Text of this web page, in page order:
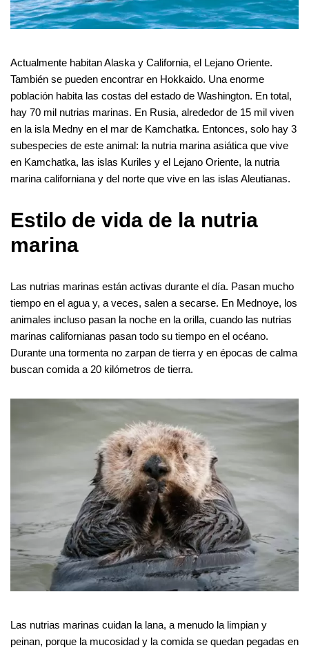
Actualmente habitan Alaska y California, el Lejano Oriente.
También se pueden encontrar en Hokkaido. Una enorme
población habita las costas del estado de Washington. En total,
hay 70 mil nutrias marinas. En Rusia, alrededor de 15 mil viven
en la isla Medny en el mar de Kamchatka. Entonces, solo hay 3
subespecies de este animal: la nutria marina asiática que vive
en Kamchatka, las islas Kuriles y el Lejano Oriente, la nutria
marina californiana y del norte que vive en las islas Aleutianas.
Estilo de vida de la nutria
marina
Las nutrias marinas están activas durante el día. Pasan mucho
tiempo en el agua y, a veces, salen a secarse. En Mednoye, los
animales incluso pasan la noche en la orilla, cuando las nutrias
marinas californianas pasan todo su tiempo en el océano.
Durante una tormenta no zarpan de tierra y en épocas de calma
buscan comida a 20 kilómetros de tierra.
Las nutrias marinas cuidan la lana, a menudo la limpian y
peinan, porque la mucosidad y la comida se quedan pegadas en